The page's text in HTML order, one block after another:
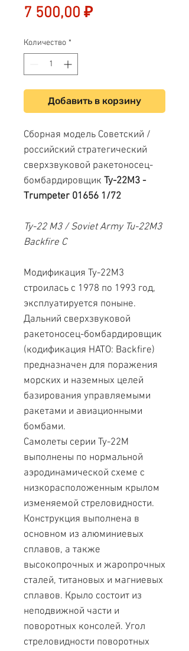
7 500,00 ₽Цена
Количество *
Добавить в корзину
Сборная модель Советский /
российский стратегический
сверхзвуковой ракетоносец-
бомбардировщик Ту-22М3 -
Trumpeter 01656 1/72
Ту-22 М3 / Soviet Army Tu-22M3
Backfire C
Модификация Ту-22М3
строилась с 1978 по 1993 год,
эксплуатируется поныне.
Дальний сверхзвуковой
ракетоносец-бомбардировщик
(кодификация НАТО: Backfire)
предназначен для поражения
морских и наземных целей
базирования управляемыми
ракетами и авиационными
бомбами.
Самолеты серии Ту-22М
выполнены по нормальной
аэродинамической схеме с
низкорасположенным крылом
изменяемой стреловидности.
Конструкция выполнена в
основном из алюминиевых
сплавов, а также
высокопрочных и жаропрочных
сталей, титановых и магниевых
сплавов. Крыло состоит из
неподвижной части и
поворотных консолей. Угол
стреловидности поворотных